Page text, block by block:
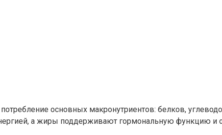
основных макронутриентов: белков,
а жиры поддерживают гормональную функцию и